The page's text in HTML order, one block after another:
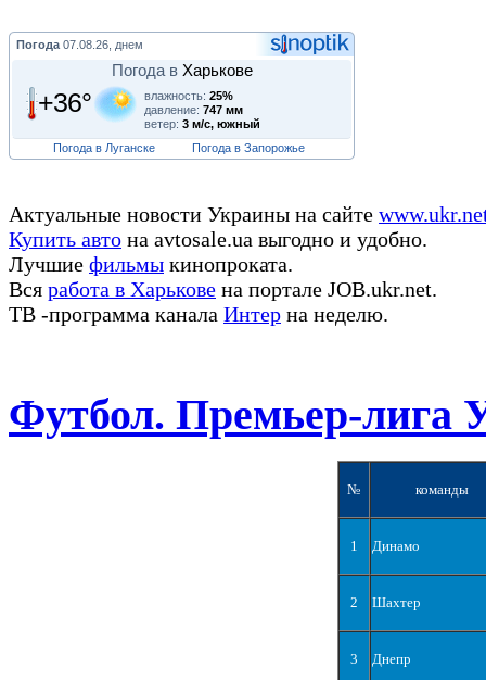
Погода 07.08.26, днем
Погода в Харькове
+36° влажность: 25%
давление: 747 мм
ветер: 3 м/с, южный
Погода в Луганске
Погода в Запорожье
Актуальные новости Украины на сайте
Купить авто на avtosale.ua выгодно и удобно.
Лучшие фильмы кинопроката.
Вся работа в Харькове на портале JOB.ukr.net.
ТВ -программа канала Интер на неделю.
Футбол. Премьер-лига
№ команды
1 Динамо
2 Шахтер
3 Днепр